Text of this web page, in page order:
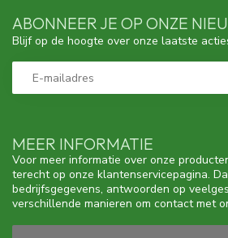
MEER INFORMATIE
Voor meer informatie over onze
terecht op onze klantenservicepagina.
bedrijfsgegevens, antwoorden op
verschillende manieren om contact met
ABONNEER JE OP ONZE
Blijf op de hoogte over onze laatste